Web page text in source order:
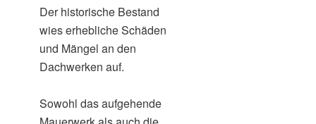
Der historische Bestand
wies erhebliche Schäden
und Mängel an den
Dachwerken auf.
Sowohl das aufgehende